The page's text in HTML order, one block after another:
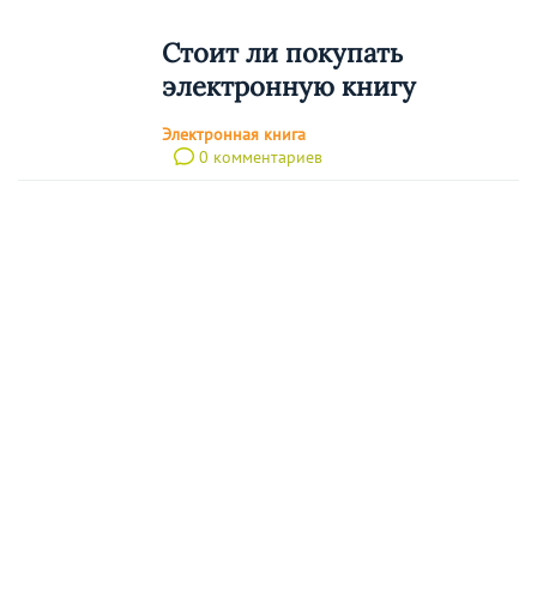
Стоит ли покупать
электронную книгу
Электронная книга
0 комментариев